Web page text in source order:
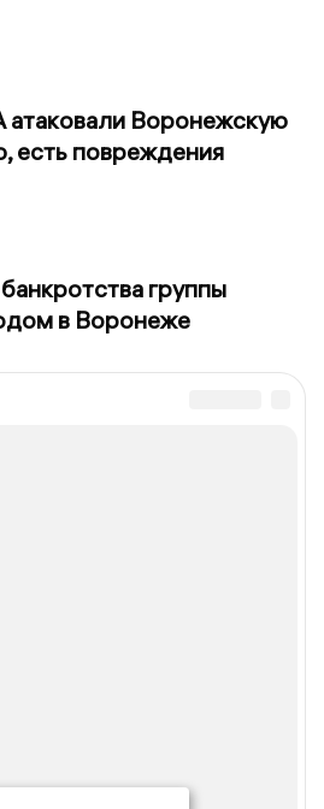
Воронежскую
есть повреждения
группы
в Воронеже